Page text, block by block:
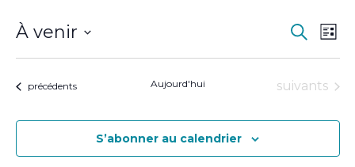
de
de
Liste
À venir
date.Évènements
précédents Aujourd'hui suivants
S’abonner au calendrier